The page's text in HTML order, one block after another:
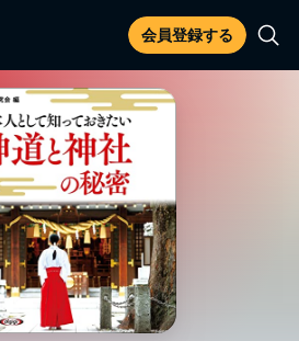
会員登録する